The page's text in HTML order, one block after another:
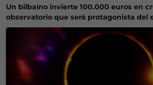
Un bilbaíno invierte 100.000 euros en
observatorio que será protagonista del